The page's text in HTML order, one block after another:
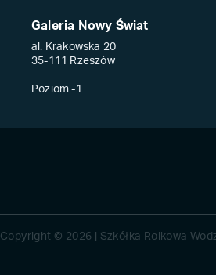
Galeria Nowy Świat
al. Krakowska 20
35-111 Rzeszów
Poziom -1
Copyright © 2026 | Szkółka Rolkowa